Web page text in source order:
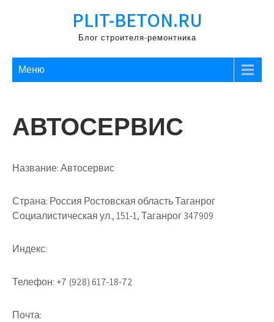
PLIT-BETON.RU
Блог строителя-ремонтника
Меню
АВТОСЕРВИС
Название:Автосервис
Страна: Россия Ростовская область Таганрог
Социалистическая ул., 151-1, Таганрог 347909
Индекс:
Телефон: +7 (928) 617-18-72
Почта: